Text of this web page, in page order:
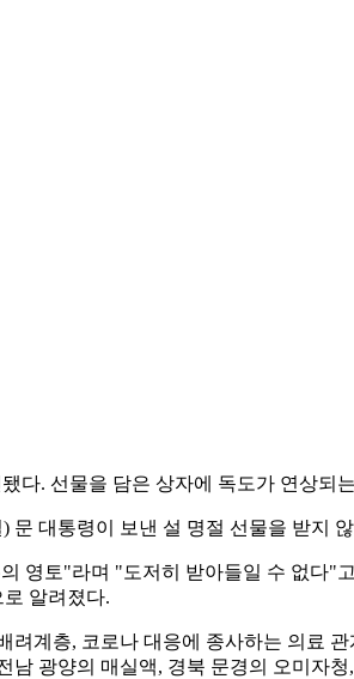
다. 선물을 담은 상자에 독도가 연상되
문 대통령이 보낸 설 명절 선물을 받지
영토"라며 "도저히 받아들일 수 없다"
알려졌다.
계층, 코로나 대응에 종사하는 의료
광양의 매실액, 경북 문경의 오미자